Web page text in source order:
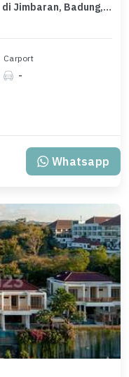
Penawaran Eksklusif, rumah Mewah di Jimbaran, Badung, LB 150m²
Carport
-
Whatsapp